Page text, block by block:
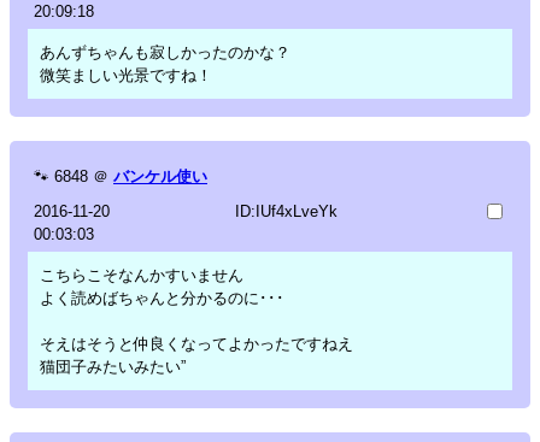
20:09:18
あんずちゃんも寂しかったのかな？
微笑ましい光景ですね！
🐾 6848 ＠ バンケル使い
2016-11-20
00:03:03
ID:IUf4xLveYk
こちらこそなんかすいません
よく読めばちゃんと分かるのに･･･
そえはそうと仲良くなってよかったですねえ
猫団子みたいみたい”